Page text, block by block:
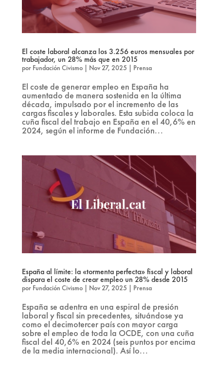
El coste laboral alcanza los 3.256 euros mensuales por
trabajador, un 28% más que en 2015
por Fundación Civismo| Nov 27, 2025 | Prensa
El coste de generar empleo en España ha
aumentado de manera sostenida en la última
década, impulsado por el incremento de las
cargas fiscales y laborales. Esta subida coloca la
cuña fiscal del trabajo en España en el 40,6% en
2024, según el informe de Fundación...
España al límite: la «tormenta perfecta» fiscal y laboral
dispara el coste de crear empleo un 28% desde 2015
por Fundación Civismo| Nov 27, 2025 | Prensa
España se adentra en una espiral de presión
laboral y fiscal sin precedentes, situándose ya
como el decimotercer país con mayor carga
sobre el empleo de toda la OCDE, con una cuña
fiscal del 40,6% en 2024 (seis puntos por encima
de la media internacional). Así lo...